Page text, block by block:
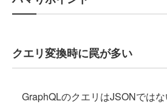
クエリ変換時に罠が多い
GraphQLのクエリはJSONでは